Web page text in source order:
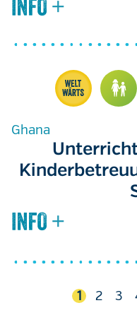
Ghana
Aktuelle
1 Seite
2 3